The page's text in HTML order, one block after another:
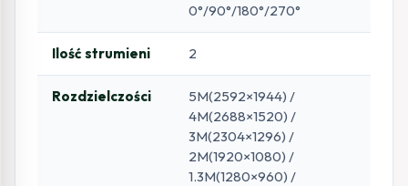
0°/90°/180°/270°
Ilość strumieni 2
Rozdzielczości
5M(2592×1944) /
4M(2688×1520) /
3M(2304×1296) /
2M(1920×1080) /
1.3M(1280×960) /